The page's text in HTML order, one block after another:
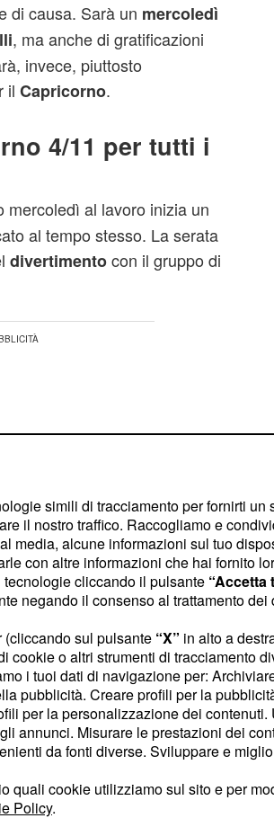
di causa. Sarà un mercoledì
, ma anche di gratificazioni
invece, piuttosto
il Capricorno.
4/11 per tutti i
mercoledì al lavoro inizia un
al tempo stesso. La serata
divertimentocon il gruppo di
nel segno,quest'oggi sarai
tue capacità e questo ti
amore tendi a proteggerti e
giornata ti verrà chiesto un
un'ottima occasione per far
ambito affettivo continui
simili di tracciamento per fornirti
il nostro traffico. Raccogliamo e
media, alcune informazioni sul tuo
con altre informazioni che hai fornito
cliccando il pulsante “Accetta
negando il consenso al trattamento
sul pulsante “X” in alto a
cookie o altri strumenti di tracciamento
i tuoi dati di navigazione per:
pubblicità. Creare profili per la
per la personalizzazione dei
annunci. Misurare le prestazioni dei
da fonti diverse. Sviluppare e
quali cookie utilizziamo sul sito e per
Policy.